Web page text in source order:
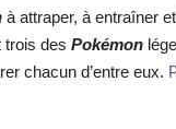
à attraper, à entraîner
trois des Pokémon
chacun d’entre eux.